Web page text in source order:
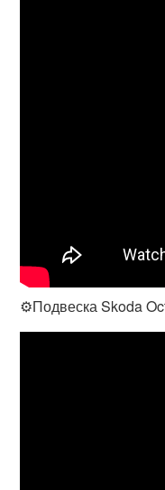
⚙️Подвеска Skoda